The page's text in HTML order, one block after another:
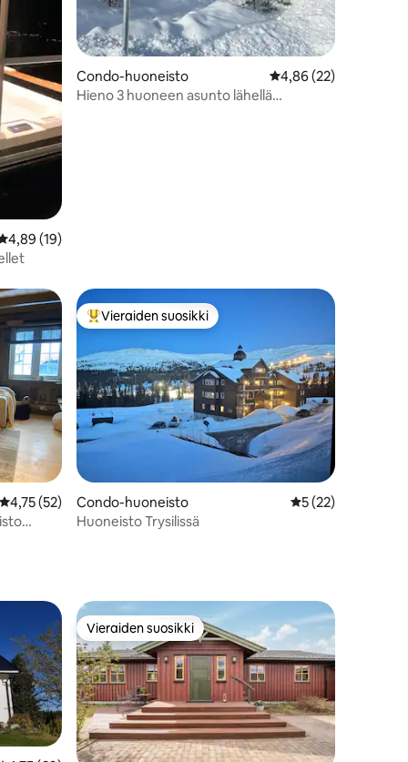
arvio 4,89/5, 19 arvostelua
4,89 (19)
Condo-huoneisto Keskimääräinen
4,86 (22)
Hieno 3 huoneen asunto lähellä
Keskimääräinen arvio 4,75/5, 52 arvostelua
4,75 (52)
Vieraiden suosikkien parhaimmistoa
Vieraiden suosikki
Condo-huoneisto Keskimääräinen
5 (22)
Huoneisto Trysilissä
Vieraiden suosikki
Vieraiden suosikki